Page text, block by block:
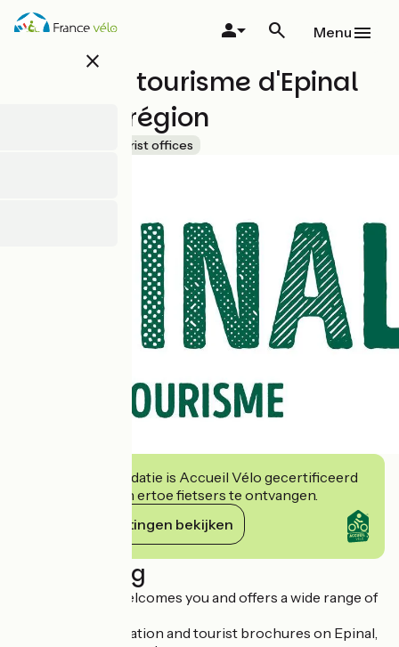
Overslaan
en
close
Menu
Office de tourisme d'Epinal
et de sa région
Tourist offices
Deze accommodatie is Accueil Vélo gecertificeerd
en verbindt zich ertoe fietsers te ontvangen.
Haar verplichtingen bekijken
Beschrijving
A friendly team welcomes you and offers a wide range of
- Practical information and tourist brochures on Epinal,